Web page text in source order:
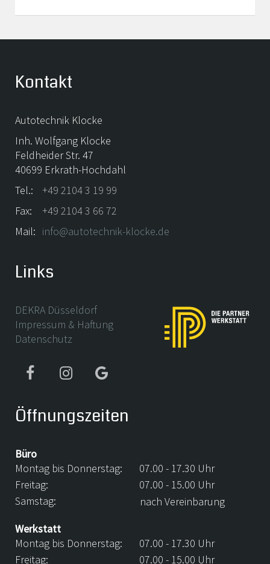
Kontakt
Autotechnik Klocke
Inh. Wolfgang Klocke
Feldheider Str. 47
40699 Erkrath-Hochdahl
Tel.:
+49 2104 3 19 99
Fax:
+49 2104 3 66 72
Mail: info@autotechnik-klocke.de
Links
DEKRA Düsseldorf
Impressum & Haftung
Datenschutz
Öffnungszeiten
Büro
Montag bis Donnerstag:
07.00 - 17.30 Uhr
Freitag:
07.00 - 15.00 Uhr
Samstag:
nach Vereinbarung
Werkstatt
Montag bis Donnerstag:
07.00 - 17.30 Uhr
Freitag:
07.00 - 15.00 Uhr